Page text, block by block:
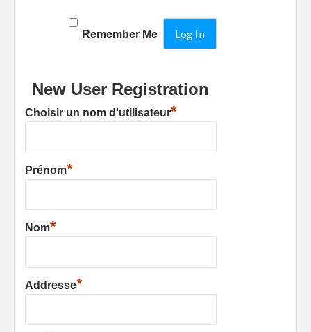
Remember Me
New User Registration
Choisir un nom d'utilisateur*
Prénom*
Nom*
Addresse*